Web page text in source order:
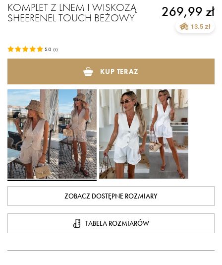
KOMPLET Z LNEM I WISKOZĄ
SHEERENEL TOUCH BEŻOWY 269,99 zł
13.5 zł
5.0 (1)
KUP TERAZ
ZOBACZ DOSTĘPNE ROZMIARY
TABELA ROZMIARÓW